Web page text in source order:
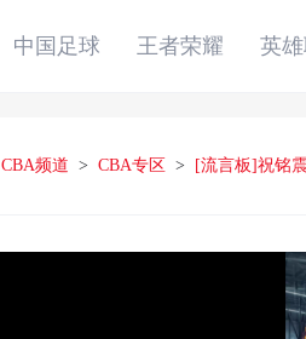
中国足球 王者荣耀 英
CBA频道 > CBA专区 > [流言板]祝铭